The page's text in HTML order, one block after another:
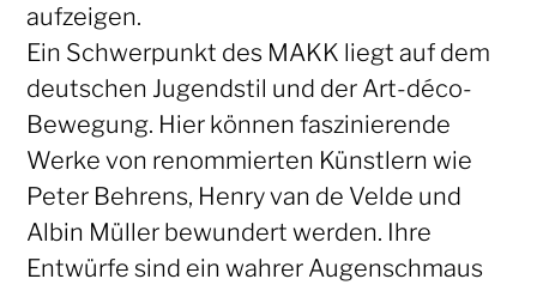
aufzeigen.
Ein Schwerpunkt des MAKK liegt auf dem
deutschen Jugendstil und der Art-déco-
Bewegung. Hier können faszinierende
Werke von renommierten Künstlern wie
Peter Behrens, Henry van de Velde und
Albin Müller bewundert werden. Ihre
Entwürfe sind ein wahrer Augenschmaus